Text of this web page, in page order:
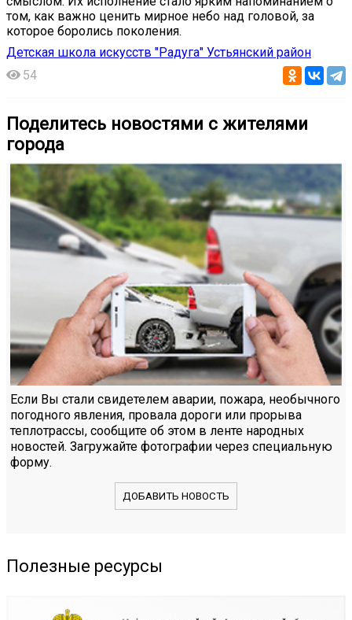
том, как важно ценить мирное небо над головой, за
которое боролись поколения.
Детская школа искусств "Радуга" Устьянский район
54
Поделитесь новостями с жителями
города
Если Вы стали свидетелем аварии, пожара, необычного
погодного явления, провала дороги или прорыва
теплотрассы, сообщите об этом в ленте народных
новостей. Загружайте фотографии через специальную
форму.
ДОБАВИТЬ НОВОСТЬ
Полезные ресурсы